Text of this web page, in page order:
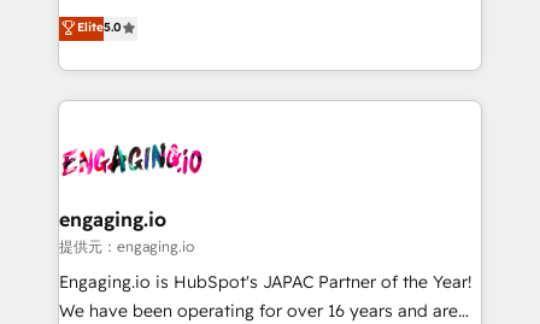
prospecting, follow-ups, service triage, and
knowledge retrieval—built in HubSpot. ⚡ Fast-Track
advanced optimization & adoption 📍 São Paulo, BR
• Des Moines, IA • New York, NY
previsibilidade de receita. Combinamos Revenue
Operations (RevOps) e Inteligência Artificial para
estruturar processos integrar sistemas organizar
dados e automatizar operações. O objetivo é
operacional de receita conectando equipes
Também somos distribuidores oficiais da HubSpot
e de mais de 150 softwares globais permitindo
contratar e pagar a HubSpot em reais com nota
fiscal no Brasil e gerar economia de até 50% na
Elite5.0
engaging.io
提供元：engaging.io
Engaging.io is HubSpot's JAPAC Partner of the Year!
We have been operating for over 16 years and are